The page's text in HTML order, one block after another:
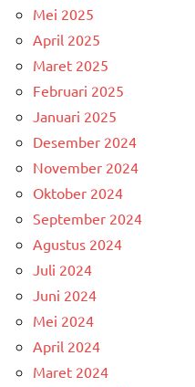
Mei 2025
April 2025
Maret 2025
Februari 2025
Januari 2025
Desember 2024
November 2024
Oktober 2024
September 2024
Agustus 2024
Juli 2024
Juni 2024
Mei 2024
April 2024
Maret 2024